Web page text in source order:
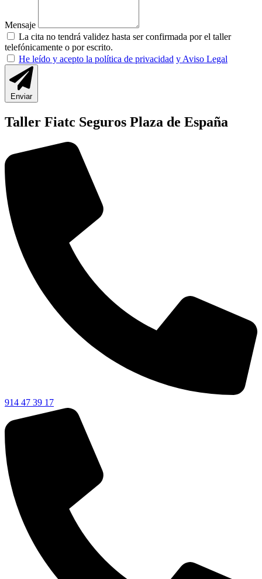
Mensaje
La cita no tendrá validez hasta ser confirmada por el taller
telefónicamente o por escrito.
He leído y acepto la política de privacidad y Aviso Legal
Enviar
Taller Fiatc Seguros Plaza de España
914 47 39 17